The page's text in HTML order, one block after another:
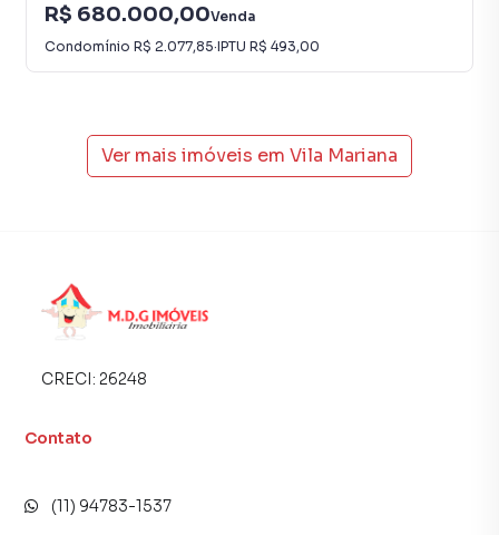
R$ 680.000,00Venda
Condomínio R$ 2.077,85·IPTU R$ 493,00
Ver mais imóveis em Vila Mariana
CRECI: 26248
Contato
(11) 94783-1537